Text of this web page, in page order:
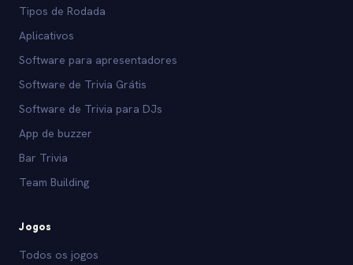
Tipos de Rodada
Aplicativos
Software para apresentadores
Software de Trivia Grátis
Software de Trivia para DJs
App de buzzer
Bar Trivia
Team Building
Jogos
Todos os jogos